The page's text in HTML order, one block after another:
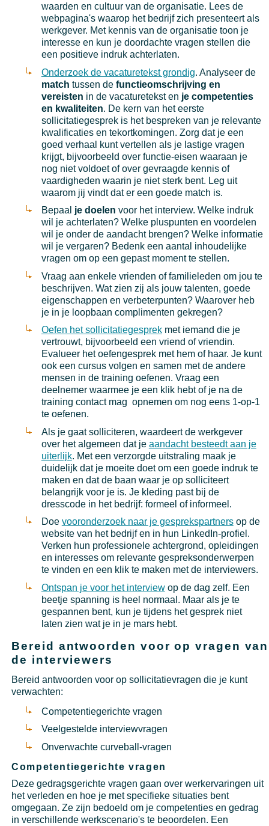
waarden en cultuur van de organisatie. Lees de
webpagina's waarop het bedrijf zich presenteert als
werkgever. Met kennis van de organisatie toon je
interesse en kun je doordachte vragen stellen die
een positieve indruk achterlaten.
Onderzoek de vacaturetekst grondig. Analyseer de
match tussen de functieomschrijving en
vereisten in de vacaturetekst en je competenties
en kwaliteiten. De kern van het eerste
sollicitatiegesprek is het bespreken van je relevante
kwalificaties en tekortkomingen. Zorg dat je een
goed verhaal kunt vertellen als je lastige vragen
krijgt, bijvoorbeeld over functie-eisen waaraan je
nog niet voldoet of over gevraagde kennis of
vaardigheden waarin je niet sterk bent. Leg uit
waarom jij vindt dat er een goede match is.
Bepaal je doelen voor het interview. Welke indruk
wil je achterlaten? Welke pluspunten en voordelen
wil je onder de aandacht brengen? Welke informatie
wil je vergaren? Bedenk een aantal inhoudelijke
vragen om op een gepast moment te stellen.
Vraag aan enkele vrienden of familieleden om jou te
beschrijven. Wat zien zij als jouw talenten, goede
eigenschappen en verbeterpunten? Waarover heb
je in je loopbaan complimenten gekregen?
Oefen het sollicitatiegesprekmet iemand die je
vertrouwt, bijvoorbeeld een vriend of vriendin.
Evalueer het oefengesprek met hem of haar. Je kunt
ook een cursus volgen en samen met de andere
mensen in de training oefenen. Vraag een
deelnemer waarmee je een klik hebt of je na de
training contact mag opnemen om nog eens 1-op-1
te oefenen.
Als je gaat solliciteren, waardeert de werkgever
over het algemeen dat je aandacht besteedt aan je
uiterlijk. Met een verzorgde uitstraling maak je
duidelijk dat je moeite doet om een goede indruk te
maken en dat de baan waar je op solliciteert
belangrijk voor je is. Je kleding past bij de
dresscode in het bedrijf: formeel of informeel.
Doe vooronderzoek naar je gesprekspartnersop de
website van het bedrijf en in hun LinkedIn-profiel.
Verken hun professionele achtergrond, opleidingen
en interesses om relevante gespreksonderwerpen
te vinden en een klik te maken met de interviewers.
Ontspan je voor het interviewop de dag zelf. Een
beetje spanning is heel normaal. Maar als je te
gespannen bent, kun je tijdens het gesprek niet
laten zien wat je in je mars hebt.
Bereid antwoorden voor op vragen van
de interviewers
Bereid antwoorden voor op sollicitatievragen die je kunt
verwachten:
Competentiegerichte vragen
Veelgestelde interviewvragen
Onverwachte curveball-vragen
Competentiegerichte vragen
Deze gedragsgerichte vragen gaan over werkervaringen uit
het verleden en hoe je met specifieke situaties bent
omgegaan. Ze zijn bedoeld om je competenties en gedrag
in verschillende werkscenario's te beoordelen. Een